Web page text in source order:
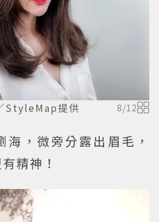
StyleMap提供 8/12
海，微旁分露出眉毛，
精神！